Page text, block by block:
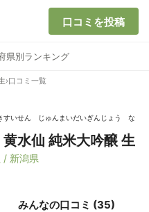
口コミを投稿
県別ランキング
›口コミ一覧
いせん じゅんまいだいぎんじょう な
水仙 純米大吟醸 生
/ 新潟県
みんなの口コミ (35)